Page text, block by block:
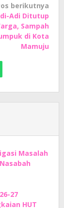
berikutnya
Adi Ditutup
Sampah
di Kota
Mamuju
Masalah
27
HUT